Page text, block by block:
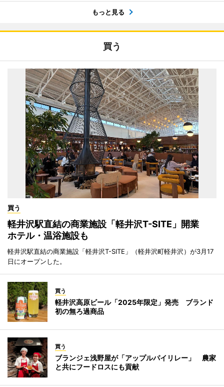
もっと見る
買う
買う
軽井沢駅直結の商業施設「軽井沢T-SITE」開業
ホテル・温浴施設も
軽井沢駅直結の商業施設「軽井沢T-SITE」（軽井沢町軽井沢）が3月17
日にオープンした。
買う
軽井沢高原ビール「2025年限定」発売 ブランド
初の無ろ過商品
買う
ブランジェ浅野屋が「アップルパイリレー」 農家
と共にフードロスにも貢献